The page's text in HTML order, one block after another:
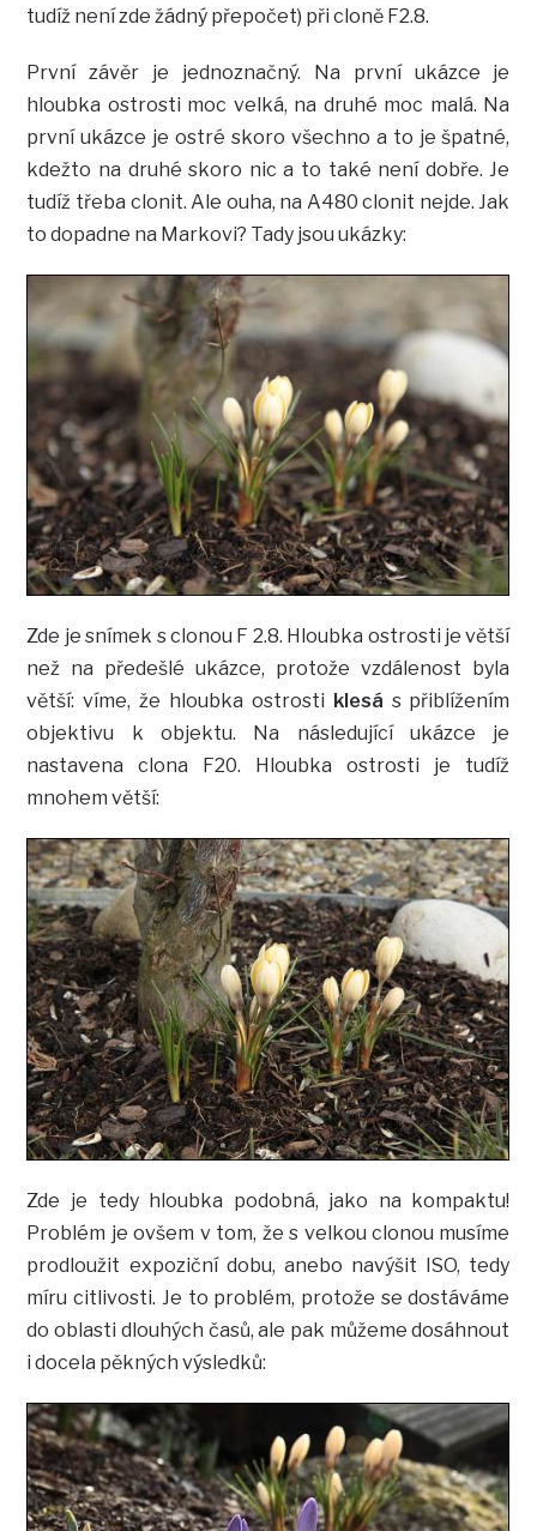
tudíž není zde žádný přepočet) při cloně F2.8.
První závěr je jednoznačný. Na první ukázce je
hloubka ostrosti moc velká, na druhé moc malá. Na
první ukázce je ostré skoro všechno a to je špatné,
kdežto na druhé skoro nic a to také není dobře. Je
tudíž třeba clonit. Ale ouha, na A480 clonit nejde. Jak
to dopadne na Markovi? Tady jsou ukázky:
Zde je snímek s clonou F 2.8. Hloubka ostrosti je větší
než na předešlé ukázce, protože vzdálenost byla
větší: víme, že hloubka ostrosti klesá s přiblížením
objektivu k objektu. Na následující ukázce je
nastavena clona F20. Hloubka ostrosti je tudíž
mnohem větší:
Zde je tedy hloubka podobná, jako na kompaktu!
Problém je ovšem v tom, že s velkou clonou musíme
prodloužit expoziční dobu, anebo navýšit ISO, tedy
míru citlivosti. Je to problém, protože se dostáváme
do oblasti dlouhých časů, ale pak můžeme dosáhnout
i docela pěkných výsledků: